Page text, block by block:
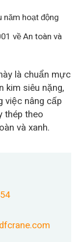
năm hoạt động
về An toàn và
là chuẩn mực
kim siêu nặng,
việc nâng cấp
thép theo
và xanh.